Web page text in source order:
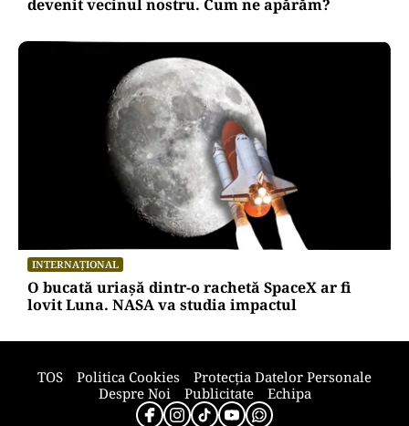
devenit vecinul nostru. Cum ne apărăm?
INTERNAȚIONAL
O bucată uriașă dintr-o rachetă SpaceX ar fi
lovit Luna. NASA va studia impactul
TOS Politica Cookies
Protecția Datelor Personale
Despre Noi
Publicitate Echipa